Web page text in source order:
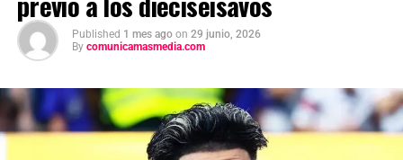
Published 1 mes ago on 29 junio, 2026
By comunicamasmedia.com